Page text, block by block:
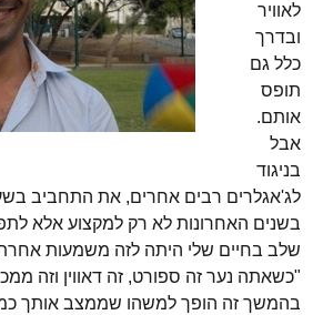
לאוויר
ובדרך
כלל גם
תופס
אותם.
אבל
בניגוד
לג'אגלרים רבים אחרים, את התחביב
בשנים האחרונות לא רק למקצוע אלא
שלב בחיים שלי היתה לזה משמעות
"כשאתה נער זה ספורט, זה דאווין וזה
בהמשך זה הופך למשהו שממצב אותך